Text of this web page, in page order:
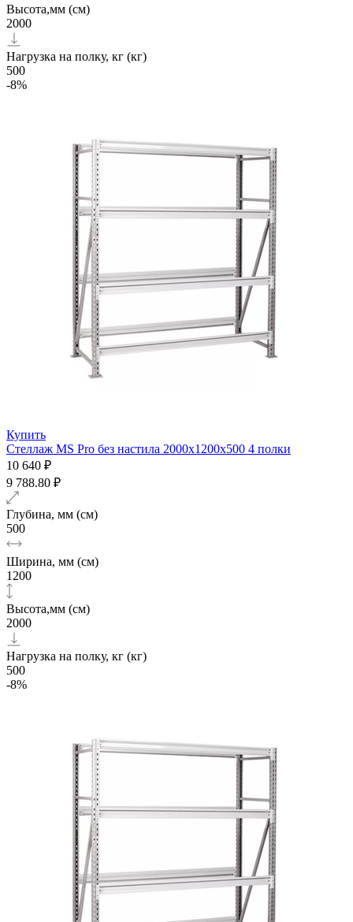
Высота,мм (см)
2000
Нагрузка на полку, кг (кг)
500
-8%
Купить
Стеллаж MS Pro без настила 2000х1200x500 4 полки
10 640 ₽
9 788.80 ₽
Глубина, мм (см)
500
Ширина, мм (см)
1200
Высота,мм (см)
2000
Нагрузка на полку, кг (кг)
500
-8%